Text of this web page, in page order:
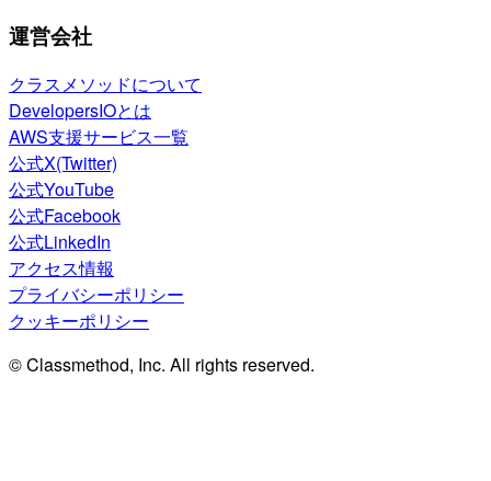
運営会社
クラスメソッドについて
DevelopersIOとは
AWS支援サービス一覧
公式X(Twitter)
公式YouTube
公式Facebook
公式LinkedIn
アクセス情報
プライバシーポリシー
クッキーポリシー
© Classmethod, Inc. All rights reserved.